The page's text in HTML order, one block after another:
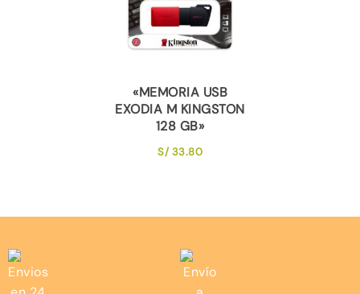
«MEMORIA USB
EXODIA M KINGSTON
128 GB»
S/33.80